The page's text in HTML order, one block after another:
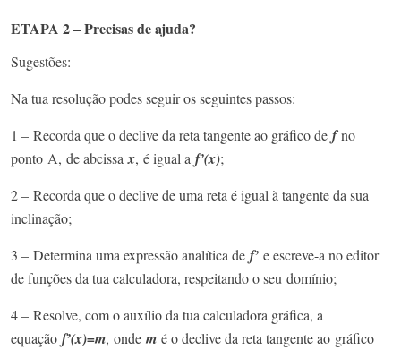
ETAPA 2 – Precisas de ajuda?
Sugestões:
Na tua resolução podes seguir os seguintes passos:​
1 – Recorda que o declive da reta tangente ao gráfico de fno
ponto A, de abcissax, é igual a f’(x);​
2 – Recorda que o declive de uma reta é igual à tangente da sua
inclinação;​
3 – Determina uma expressão analítica de f’ e escreve-a no editor
de funções da tua calculadora, respeitando o seu domínio;​
4 – Resolve, com o auxílio da tua calculadora gráfica, a
equação f’(x)=m, onde m é o declive da reta tangente ao gráfico